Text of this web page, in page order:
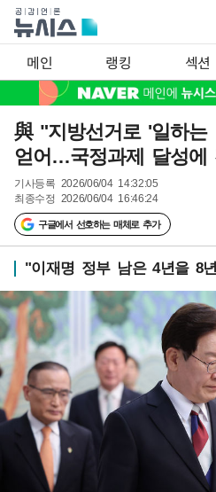
메인 랭킹 섹션
與 "지방선거로 '일하는
얻어…국정과제 달성에
기사등록 2026/06/04 14:32:05
최종수정 2026/06/04 16:46:24
구글에서 선호하는 매체로 추가
"이재명 정부 남은 4년을 8